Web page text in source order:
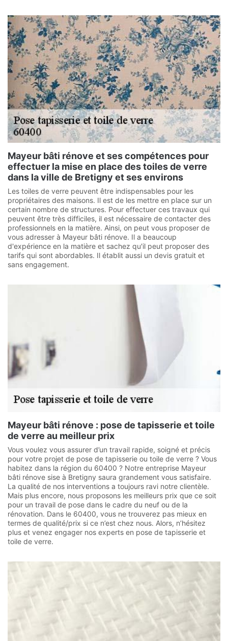
Mayeur bâti rénove et ses compétences pour
effectuer la mise en place des toiles de verre
dans la ville de Bretigny et ses environs
Les toiles de verre peuvent être indispensables pour les
propriétaires des maisons. Il est de les mettre en place sur un
certain nombre de structures. Pour effectuer ces travaux qui
peuvent être très difficiles, il est nécessaire de contacter des
professionnels en la matière. Ainsi, on peut vous proposer de
vous adresser à Mayeur bâti rénove. Il a beaucoup
d'expérience en la matière et sachez qu'il peut proposer des
tarifs qui sont abordables. Il établit aussi un devis gratuit et
sans engagement.
Mayeur bâti rénove : pose de tapisserie et toile
de verre au meilleur prix
Vous voulez vous assurer d’un travail rapide, soigné et précis
pour votre projet de pose de tapisserie ou toile de verre ? Vous
habitez dans la région du 60400 ? Notre entreprise Mayeur
bâti rénove sise à Bretigny saura grandement vous satisfaire.
La qualité de nos interventions a toujours ravi notre clientèle.
Mais plus encore, nous proposons les meilleurs prix que ce soit
pour un travail de pose dans le cadre du neuf ou de la
rénovation. Dans le 60400, vous ne trouverez pas mieux en
termes de qualité/prix si ce n’est chez nous. Alors, n’hésitez
plus et venez engager nos experts en pose de tapisserie et
toile de verre.